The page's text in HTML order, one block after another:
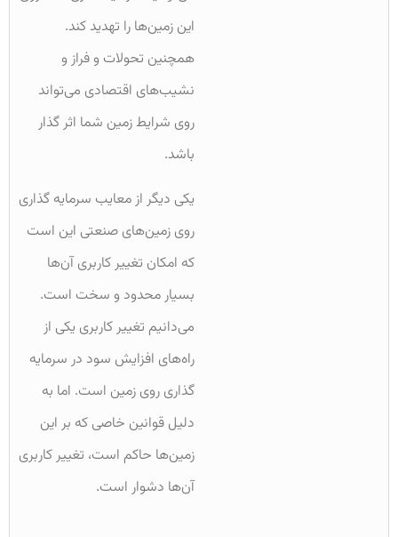
این زمین‌ها را تهدید کند.
همچنین تحولات و فراز و
نشیب‌های اقتصادی می‌تواند
روی شرایط زمین شما اثر گذار
باشد.
یکی دیگر از معایب سرمایه گذاری
روی زمین‌های صنعتی این است
که امکان تغییر کاربری آن‌ها
بسیار محدود و سخت است.
می‌دانیم تغییر کاربری یکی از
راه‌های افزایش سود در سرمایه
گذاری روی زمین است. اما به
دلیل قوانین خاصی که بر این
زمین‌ها حاکم است، تغییر کاربری
آن‌ها دشوار است.